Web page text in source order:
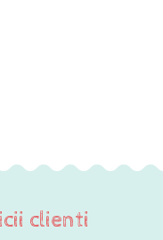
clienti